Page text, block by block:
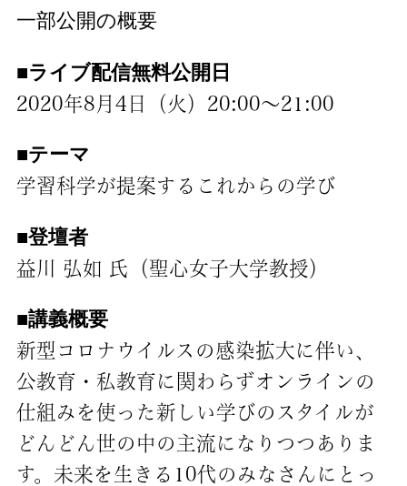
一部公開の概要
■ライブ配信無料公開日
2020年8月4日（火）20:00〜21:00
■テーマ
学習科学が提案するこれからの学び
■登壇者
益川 弘如 氏（聖心女子大学教授）
■講義概要
新型コロナウイルスの感染拡大に伴い、
公教育・私教育に関わらずオンラインの
仕組みを使った新しい学びのスタイルが
どんどん世の中の主流になりつつありま
す。未来を生きる10代のみなさんにとっ